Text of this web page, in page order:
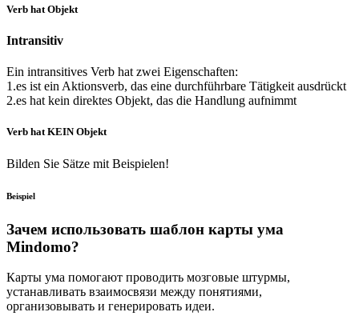
Verb hat Objekt
Intransitiv
Ein intransitives Verb hat zwei Eigenschaften:
1.es ist ein Aktionsverb, das eine durchführbare Tätigkeit ausdrückt
2.es hat kein direktes Objekt, das die Handlung aufnimmt
Verb hat KEIN Objekt
Bilden Sie Sätze mit Beispielen!
Beispiel
Зачем использовать шаблон карты ума
Mindomo?
Карты ума помогают проводить мозговые штурмы,
устанавливать взаимосвязи между понятиями,
организовывать и генерировать идеи.